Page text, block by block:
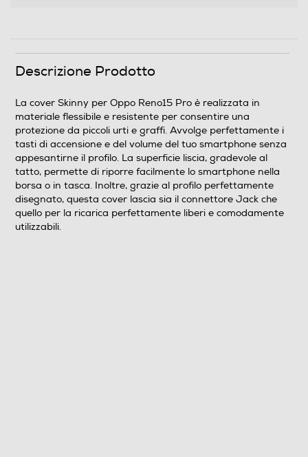
Descrizione Prodotto
La cover Skinny per Oppo Reno15 Pro è realizzata in
materiale flessibile e resistente per consentire una
protezione da piccoli urti e graffi. Avvolge perfettamente i
tasti di accensione e del volume del tuo smartphone senza
appesantirne il profilo. La superficie liscia, gradevole al
tatto, permette di riporre facilmente lo smartphone nella
borsa o in tasca. Inoltre, grazie al profilo perfettamente
disegnato, questa cover lascia sia il connettore Jack che
quello per la ricarica perfettamente liberi e comodamente
utilizzabili.